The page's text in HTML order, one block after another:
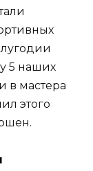
5 наших
в мастера
этого